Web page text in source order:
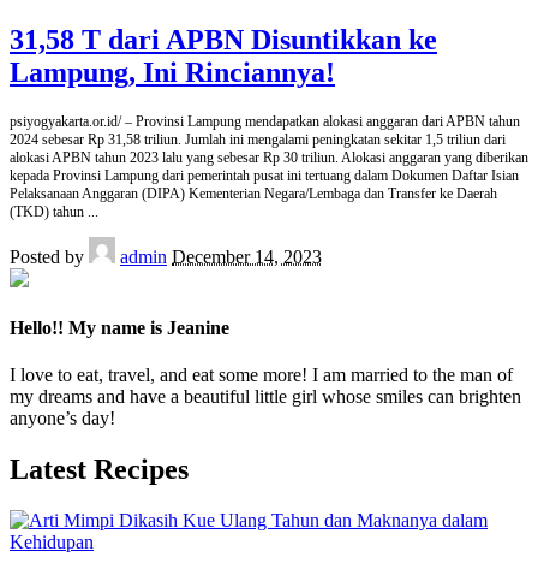
31,58 T dari APBN Disuntikkan ke
Lampung, Ini Rinciannya!
psiyogyakarta.or.id/ – Provinsi Lampung mendapatkan alokasi anggaran dari APBN tahun
2024 sebesar Rp 31,58 triliun. Jumlah ini mengalami peningkatan sekitar 1,5 triliun dari
alokasi APBN tahun 2023 lalu yang sebesar Rp 30 triliun. Alokasi anggaran yang diberikan
kepada Provinsi Lampung dari pemerintah pusat ini tertuang dalam Dokumen Daftar Isian
Pelaksanaan Anggaran (DIPA) Kementerian Negara/Lembaga dan Transfer ke Daerah
(TKD) tahun ...
Posted by admin December 14, 2023
Hello!! My name is Jeanine
I love to eat, travel, and eat some more! I am married to the man of
my dreams and have a beautiful little girl whose smiles can brighten
anyone’s day!
Latest Recipes